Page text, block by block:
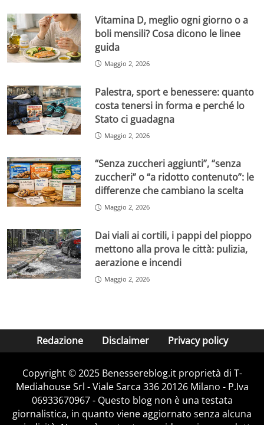
Vitamina D, meglio ogni giorno o a
boli mensili? Cosa dicono le linee
guida
Maggio 2, 2026
Palestra, sport e benessere: quanto
costa tenersi in forma e perché lo
Stato ci guadagna
Maggio 2, 2026
“Senza zuccheri aggiunti”, “senza
zuccheri” o “a ridotto contenuto”: le
differenze che cambiano la scelta
Maggio 2, 2026
Dai viali ai cortili, i pappi del pioppo
mettono alla prova le città: pulizia,
aerazione e incendi
Maggio 2, 2026
Redazione Disclaimer Privacy policy
Copyright © 2025 Benessereblog.it proprietà di T-
Mediahouse Srl - Viale Sarca 336 20126 Milano - P.Iva
06933670967 - Questo blog non è una testata
giornalistica, in quanto viene aggiornato senza alcuna